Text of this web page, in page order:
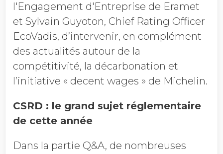
l'Engagement d'Entreprise de Eramet
et Sylvain Guyoton, Chief Rating Officer
EcoVadis, d’intervenir, en complément
des actualités autour de la
compétitivité, la décarbonation et
l’initiative « decent wages » de Michelin.
CSRD : le grand sujet réglementaire
de cette année
Dans la partie Q&A, de nombreuses